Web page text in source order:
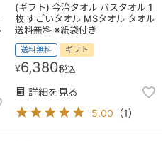
(ギフト) 今治タオル バスタオル 1
枚 すごいタオル MSタオル タオル
送料無料 ※紙袋付き
送料無料 ギフト
¥6,380税込
詳細を見る
5.00 （1）